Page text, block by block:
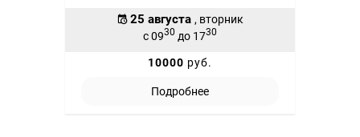
25 августа , вторник
с 0930 до 1730
10000 руб.
Подробнее